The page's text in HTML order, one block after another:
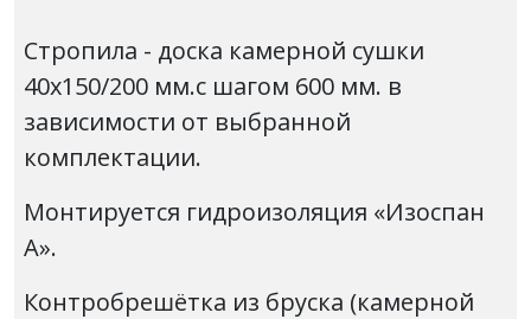
Стропила - доска камерной сушки
40х150/200 мм.с шагом 600 мм. в
зависимости от выбранной
комплектации.
Монтируется гидроизоляция «Изоспан
А».
Контробрешётка из бруска (камерной